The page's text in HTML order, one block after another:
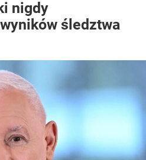
nigdy
śledztwa